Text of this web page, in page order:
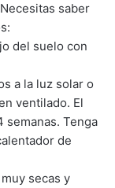
saber
del suelo con
a la luz solar o
ventilado. El
semanas. Tenga
de
secas y